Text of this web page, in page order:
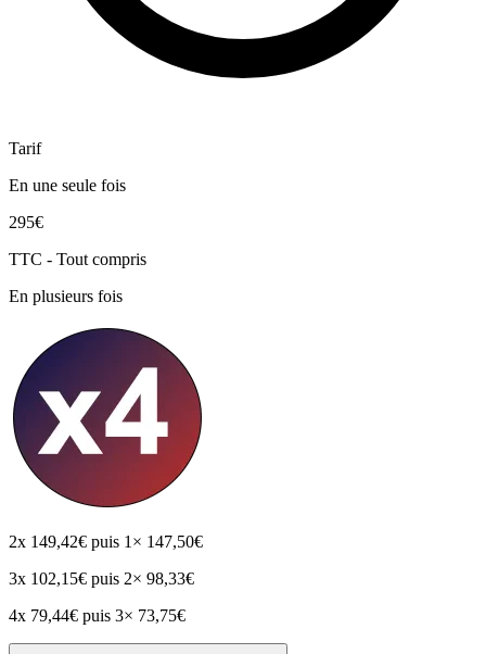
Tarif
En une seule fois
295€
TTC - Tout compris
En plusieurs fois
2x 149,42€ puis 1× 147,50€
3x 102,15€ puis 2× 98,33€
4x 79,44€ puis 3× 73,75€